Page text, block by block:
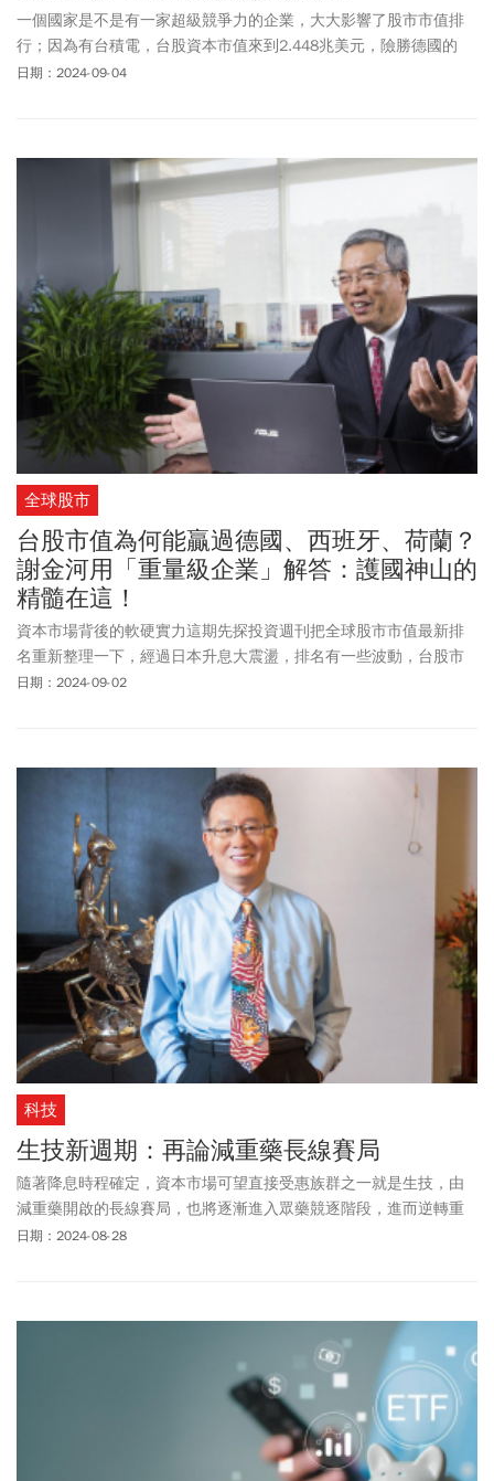
一個國家是不是有一家超級競爭力的企業，大大影響了股市市值排
行；因為有台積電，台股資本市值來到2.448兆美元，險勝德國的
2.439兆美元，讓台股市值躋身世界前十大。
日期：2024-09-04
全球股市
台股市值為何能贏過德國、西班牙、荷蘭？
謝金河用「重量級企業」解答：護國神山的
精髓在這！
資本市場背後的軟硬實力這期先探投資週刊把全球股市市值最新排
名重新整理一下，經過日本升息大震盪，排名有一些波動，台股市
值2.448兆美元，仍然些微領先德國排在世界第10名，從競爭力的角
日期：2024-09-02
科技
生技新週期：再論減重藥長線賽局
隨著降息時程確定，資本市場可望直接受惠族群之一就是生技，由
減重藥開啟的長線賽局，也將逐漸進入眾藥競逐階段，進而逆轉重
大病程，甚至延壽。
日期：2024-08-28